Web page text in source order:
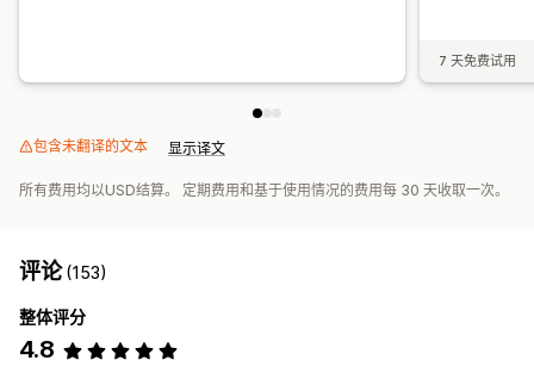
7 天免费试用
包含未翻译的文本 显示译文
所有费用均以USD结算。 定期费用和基于使用情况的费用每 30 天收取一次。
评论(153)
整体评分
4.8